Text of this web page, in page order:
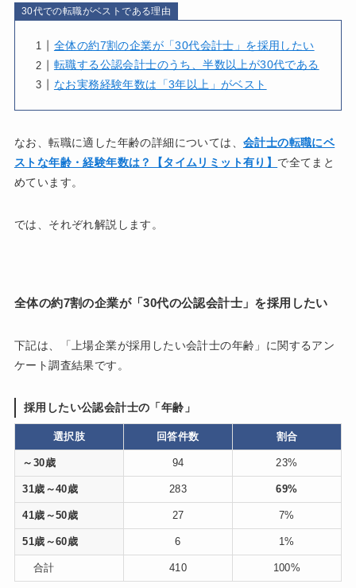
30代での転職がベストである理由
全体の約7割の企業が「30代会計士」を採用したい
転職する公認会計士のうち、半数以上が30代である
なお実務経験年数は「3年以上」がベスト
なお、転職に適した年齢の詳細については、 会計士の転職にベ
ストな年齢・経験年数は？【タイムリミット有り】 で全てまと
めています。
では、それぞれ解説します。
全体の約7割の企業が「30代の公認会計士」を採用したい
下記は、「上場企業が採用したい会計士の年齢」に関するアン
ケート調査結果です。
採用したい公認会計士の「年齢」
選択肢 回答件数 割合
～30歳 94 23%
31歳～40歳 283 69%
41歳～50歳 27 7%
51歳～60歳 6 1%
合計 410 100%